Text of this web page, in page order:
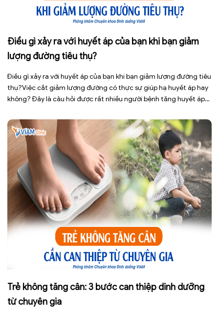
Điều gì xảy ra với huyết áp của bạn khi bạn giảm
lượng đường tiêu thụ?
Điều gì xảy ra với huyết áp của bạn khi bạn giảm lượng đường tiêu
thụ?Việc cắt giảm lượng đường có thực sự giúp hạ huyết áp hay
không? Đây là câu hỏi được rất nhiều người bệnh tăng huyết áp
[…]
Trẻ không tăng cân: 3 bước can thiệp dinh dưỡng
từ chuyên gia